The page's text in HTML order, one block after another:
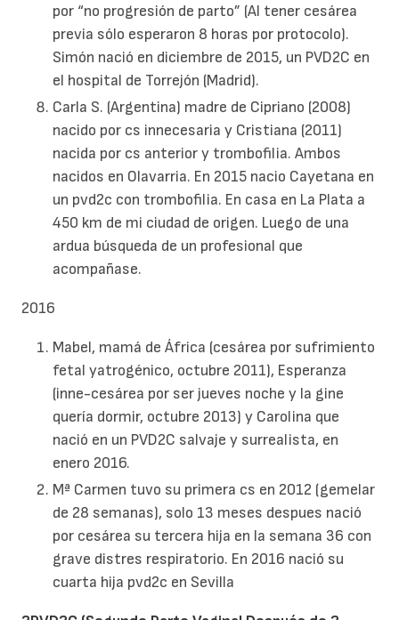
por “no progresión de parto” (Al tener cesárea
previa sólo esperaron 8 horas por protocolo).
Simón nació en diciembre de 2015, un PVD2C en
el hospital de Torrejón (Madrid).
Carla S. (Argentina) madre de Cipriano (2008)
nacido por cs innecesaria y Cristiana (2011)
nacida por cs anterior y trombofilia. Ambos
nacidos en Olavarria. En 2015 nacio Cayetana en
un pvd2c con trombofilia. En casa en La Plata a
450 km de mi ciudad de origen. Luego de una
ardua búsqueda de un profesional que
acompañase.
2016
Mabel, mamá de África (cesárea por sufrimiento
fetal yatrogénico, octubre 2011), Esperanza
(inne-cesárea por ser jueves noche y la gine
quería dormir, octubre 2013) y Carolina que
nació en un PVD2C salvaje y surrealista, en
enero 2016.
Mª Carmen tuvo su primera cs en 2012 (gemelar
de 28 semanas), solo 13 meses despues nació
por cesárea su tercera hija en la semana 36 con
grave distres respiratorio. En 2016 nació su
cuarta hija pvd2c en Sevilla